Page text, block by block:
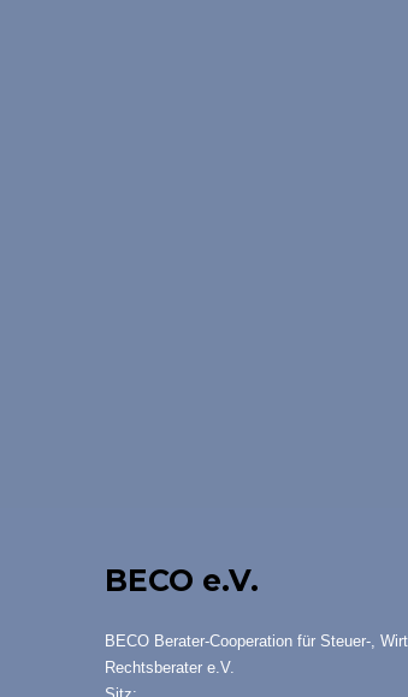
BECO e.V.
BECO Berater-Cooperation für Steuer-,
Rechtsberater e.V.